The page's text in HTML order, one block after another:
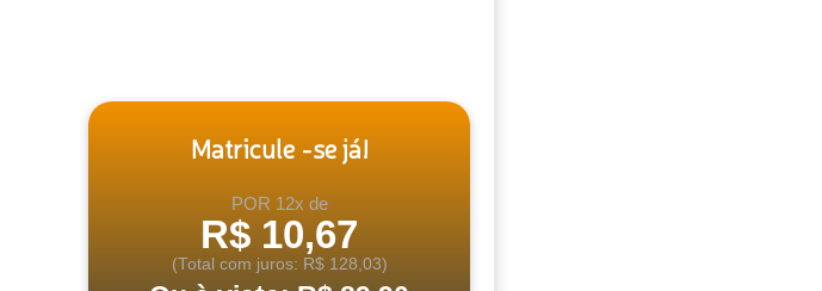
Matricule -se já!
POR 12x de
R$ 10,67
(Total com juros: R$ 128,03)